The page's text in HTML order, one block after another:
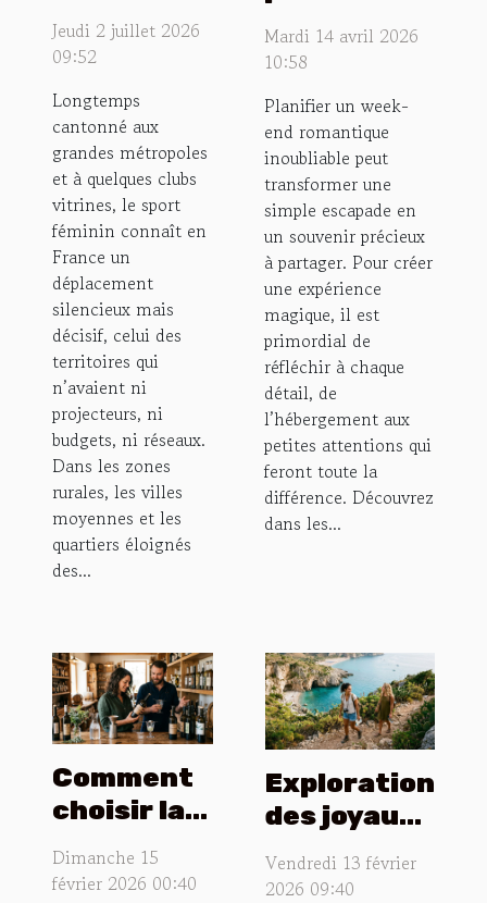
territoires
Jeudi 2 juillet 2026
09:52
Longtemps
cantonné aux
grandes métropoles
et à quelques clubs
vitrines, le sport
féminin connaît en
France un
déplacement
silencieux mais
décisif, celui des
territoires qui
n’avaient ni
projecteurs, ni
budgets, ni réseaux.
Dans les zones
rurales, les villes
moyennes et les
quartiers éloignés
des...
week-end
romantique
?
Mardi 14 avril 2026
10:58
Planifier un week-
end romantique
inoubliable peut
transformer une
simple escapade en
un souvenir précieux
à partager. Pour créer
une expérience
magique, il est
primordial de
réfléchir à chaque
détail, de
l’hébergement aux
petites attentions qui
feront toute la
différence. Découvrez
dans les...
Comment
choisir la
meilleure
absinthe
Dimanche 15
février 2026 00:40
Exploration
des joyaux
près des
Vendredi 13 février
2026 09:40